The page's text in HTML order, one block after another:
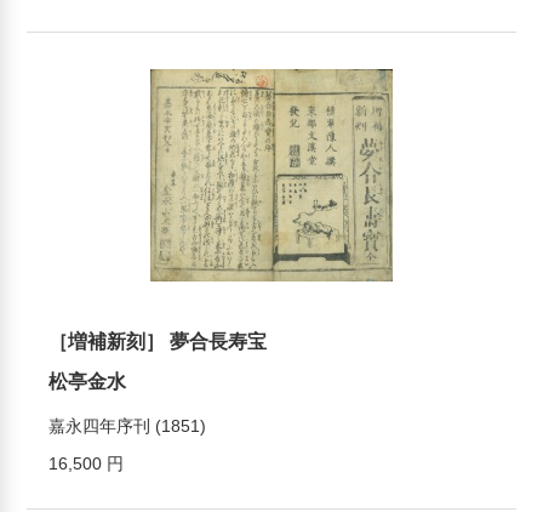
［増補新刻］ 夢合長寿宝
松亭金水
嘉永四年序刊 (1851)
16,500 円